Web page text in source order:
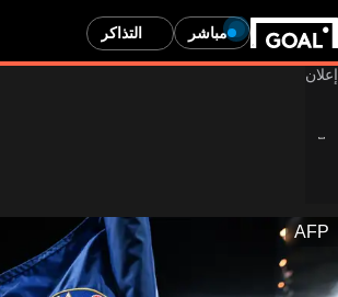
مباشر التذاكر
AFP